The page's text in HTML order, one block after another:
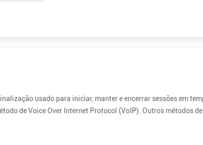
usado para iniciar, manter e encerrar sessões em
de Voice Over Internet Protocol (VoIP). Outros métodos